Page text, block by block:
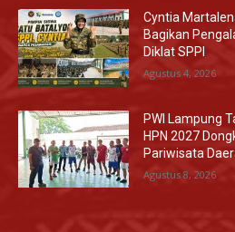
Cyntia
Bagikan
Diklat SPPI
Agustus 4, 2026
PWI Lampung
HPN 2027
Pariwisata
Agustus 8, 2026